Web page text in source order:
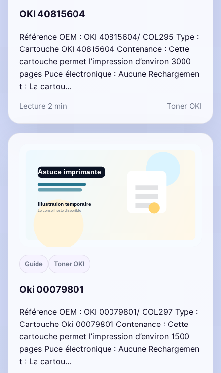
OKI 40815604
Référence OEM : OKI 40815604/ COL295 Type :
Cartouche OKI 40815604 Contenance : Cette
cartouche permet l’impression d’environ 3000
pages Puce électronique : Aucune Rechargemen
t : La cartou…
Lecture 2 min Toner OKI
Guide Toner OKI
Oki 00079801
Référence OEM : OKI 00079801/ COL297 Type :
Cartouche Oki 00079801 Contenance : Cette
cartouche permet l’impression d’environ 1500
pages Puce électronique : Aucune Rechargemen
t : La cartou…